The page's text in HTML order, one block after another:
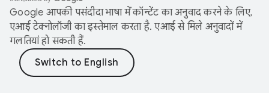
Google आपकी पसंदीदा भाषा में कॉन्टेंट का अनुवाद करने के लिए,
एआई टेक्नोलॉजी का इस्तेमाल करता है. एआई से मिले अनुवादों में
गलतियां हो सकती हैं.